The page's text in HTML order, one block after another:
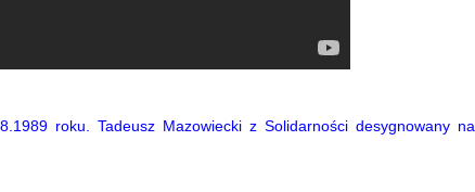
roku. Tadeusz Mazowiecki z Solidarności desygnowany na